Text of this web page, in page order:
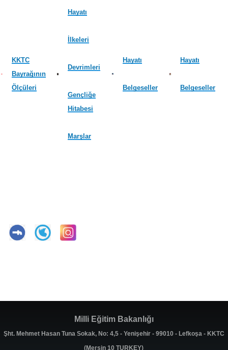
KKTC
Bayrağının
Ölçüleri
Hayatı
İlkeleri
Devrimleri
Gençliğe
Hitabesi
Marşlar
Hayatı
Belgeseller
Hayatı
Belgeseller
Milli Eğitim Bakanlığı
Şht. Mehmet Hasan Tuna Sokak, No: 4,5 - Yenişehir - 99010 - Lefkoşa - KKTC
(Mersin 10 TURKEY)